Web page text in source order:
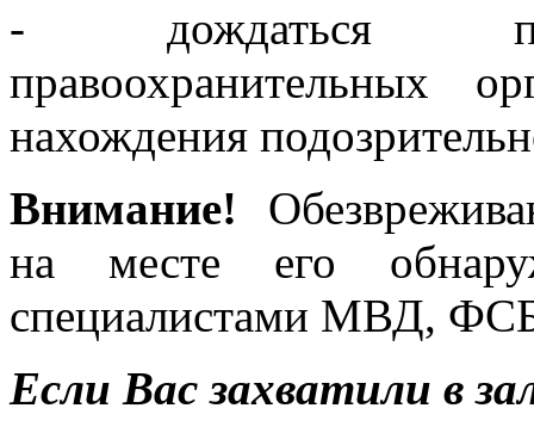
- дождаться
правоохранительных
нахождения
Внимание!
на месте его
специалистами МВД,
Если Вас захватили в